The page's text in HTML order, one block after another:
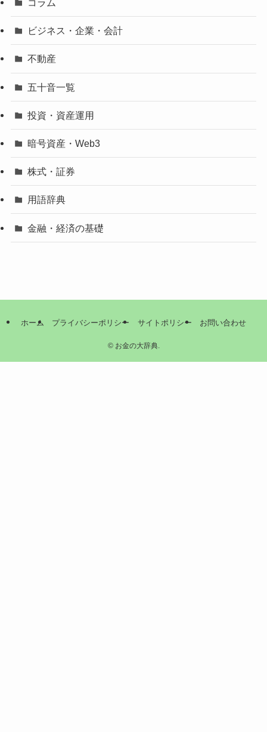
コラム
ビジネス・企業・会計
不動産
五十音一覧
投資・資産運用
暗号資産・Web3
株式・証券
用語辞典
金融・経済の基礎
ホーム プライバシーポリシー サイトポリシー お問い合わせ
©お金の大辞典.